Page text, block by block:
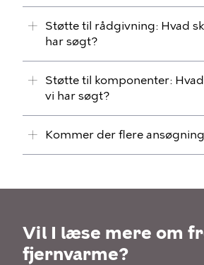
Støtte til rådgivning: Hvad
har søgt?
Støtte til komponenter:
vi har søgt?
Kommer der flere
Vil I læse mere om
fjernvarme?